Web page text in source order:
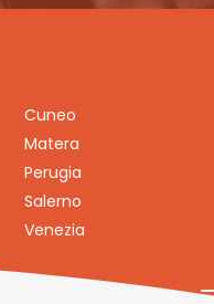
Cuneo
Matera
Perugia
Salerno
Venezia